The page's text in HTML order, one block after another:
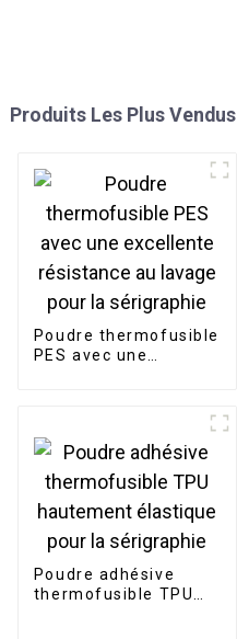
Produits Les Plus Vendus
Poudre thermofusible
PES avec une
Poudre adhésive
thermofusible TPU